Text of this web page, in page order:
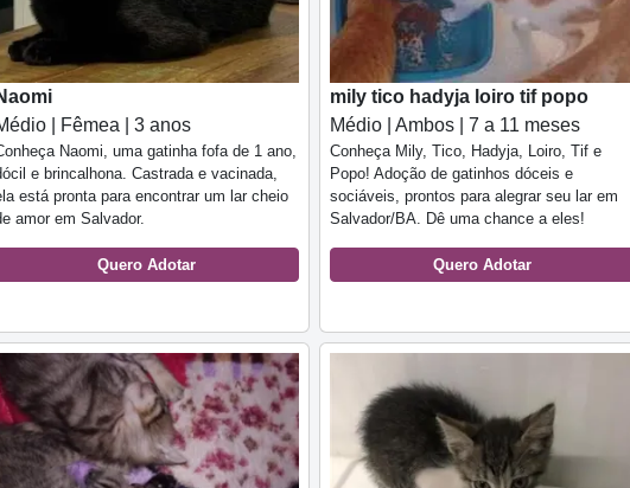
| Fêmea | 3 anos
Naomi, uma gatinha fofa de 1 ano,
e brincalhona. Castrada e vacinada,
está pronta para encontrar um lar cheio
amor em Salvador.
Quero Adotar
mily tico hadyja loiro tif popo
Médio | Ambos | 7 a 11 meses
Conheça Mily, Tico, Hadyja, Loiro, Tif e
Popo! Adoção de gatinhos dóceis e
sociáveis, prontos para alegrar seu lar em
Salvador/BA. Dê uma chance a eles!
Quero Adotar